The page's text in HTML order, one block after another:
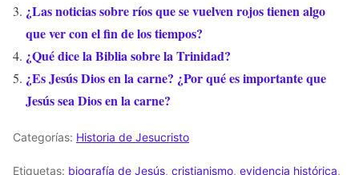
¿Las noticias sobre ríos que se vuelven rojos tienen algo
que ver con el fin de los tiempos?
¿Qué dice la Biblia sobre la Trinidad?
¿Es Jesús Dios en la carne? ¿Por qué es importante que
Jesús sea Dios en la carne?
Categorías: Historia de Jesucristo
Etiquetas: biografía de Jesús, cristianismo, evidencia histórica,